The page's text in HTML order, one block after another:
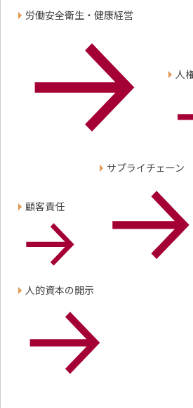
労働安全衛生・健康経営
人
顧客責任
サプライチェーン
人的資本の開示